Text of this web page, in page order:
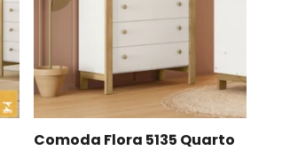
Comoda Flora 5135 Quarto